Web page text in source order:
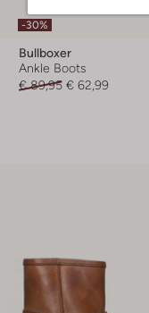
-30%
Bullboxer
Ankle Boots
€ 89,95 € 62,99